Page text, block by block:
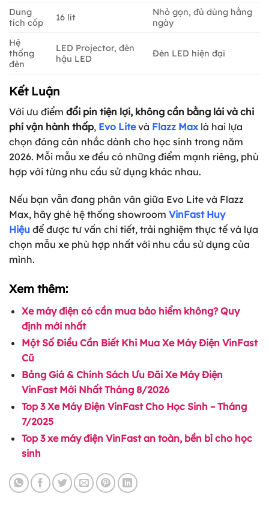
Dung
tích cốp
16 lít
Nhỏ gọn, đủ dùng hằng
ngày
Hệ
thống
đèn
LED Projector, đèn
hậu LED
Đèn LED hiện đại
Kết Luận
Với ưu điểm đổi pin tiện lợi, không cần bằng lái và chi
phí vận hành thấp, Evo Litevà Flazz Max là hai lựa
chọn đáng cân nhắc dành cho học sinh trong năm
2026. Mỗi mẫu xe đều có những điểm mạnh riêng, phù
hợp với từng nhu cầu sử dụng khác nhau.
Nếu bạn vẫn đang phân vân giữa Evo Lite và Flazz
Max, hãy ghé hệ thống showroom VinFast Huy
Hiệu để được tư vấn chi tiết, trải nghiệm thực tế và lựa
chọn mẫu xe phù hợp nhất với nhu cầu sử dụng của
mình.
Xem thêm:
Xe máy điện có cần mua bảo hiểm không? Quy
định mới nhất
Một Số Điều Cần Biết Khi Mua Xe Máy Điện VinFast
Cũ
Bảng Giá & Chính Sách Ưu Đãi Xe Máy Điện
VinFast Mới Nhất Tháng 8/2026
Top 3 Xe Máy Điện VinFast Cho Học Sinh – Tháng
7/2025
Top 3 xe máy điện VinFast an toàn, bền bỉ cho học
sinh